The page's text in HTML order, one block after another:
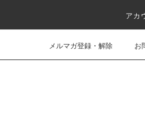
アカ
メルマガ登録・解除 お